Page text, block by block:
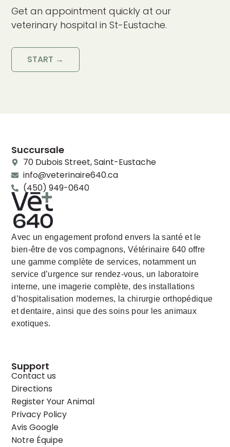
Get an appointment quickly at our
veterinary hospital in St-Eustache.
START →
Avec un engagement profond envers la santé et le
bien-être de vos compagnons, Vétérinaire 640 offre
une gamme complète de services, notamment un
service d’urgence sur rendez-vous, un laboratoire
interne, une imagerie complète, des installations
d’hospitalisation modernes, la chirurgie orthopédique
et dentaire, ainsi que des soins pour les animaux
exotiques.
Succursale
70 Dubois Street, Saint-Eustache
info@veterinaire640.ca
(450) 949-0640
Support
Contact us
Directions
Register Your Animal
Privacy Policy
Avis Google
Notre Équipe